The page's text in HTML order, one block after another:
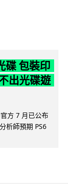
碟 包裝印
出光碟遊
方 7 月已公布
析師預期 PS6